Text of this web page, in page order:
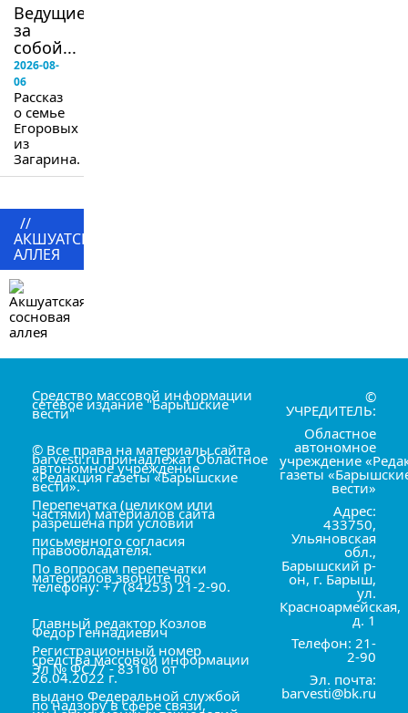
Ведущие
за
собой...
2026-08-
06
Рассказ
о семье
Егоровых
из
Загарина.
//
АКШУАТСКАЯ
АЛЛЕЯ
Средство массовой информации
сетевое издание "Барышские
вести"
© Все права на материалы сайта
barvesti.ru принадлежат Областное
автономное учреждение
«Редакция газеты «Барышские
вести».
Перепечатка (целиком или
частями) материалов сайта
разрешена при условии
письменного согласия
правообладателя.
По вопросам перепечатки
материалов звоните по
телефону: +7 (84253) 21-2-90.
Главный редактор Козлов
Фёдор Геннадиевич
Регистрационный номер
средства массовой информации
Эл № ФС77 - 83160 от
26.04.2022 г.
выдано Федеральной службой
по надзору в сфере связи,
©
УЧРЕДИТЕЛЬ:
Областное
автономное
учреждение
газеты
вести»
Адрес:
433750,
Ульяновская
обл.,
Барышский р-
он, г. Барыш,
ул.
Красноармейская,
д. 1
Телефон: 21-
2-90
Эл. почта:
barvesti@bk.ru